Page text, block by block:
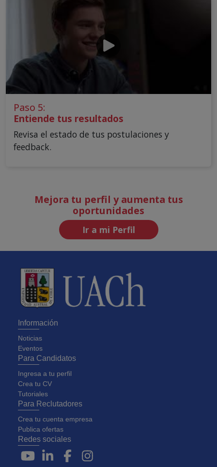
Paso 5:
Entiende tus resultados
Revisa el estado de tus postulaciones y
feedback.
Mejora tu perfil y aumenta tus
oportunidades
Ir a mi Perfil
Información
Noticias
Eventos
Para Candidatos
Ingresa a tu perfil
Crea tu CV
Tutoriales
Para Reclutadores
Crea tu cuenta empresa
Publica ofertas
Redes sociales